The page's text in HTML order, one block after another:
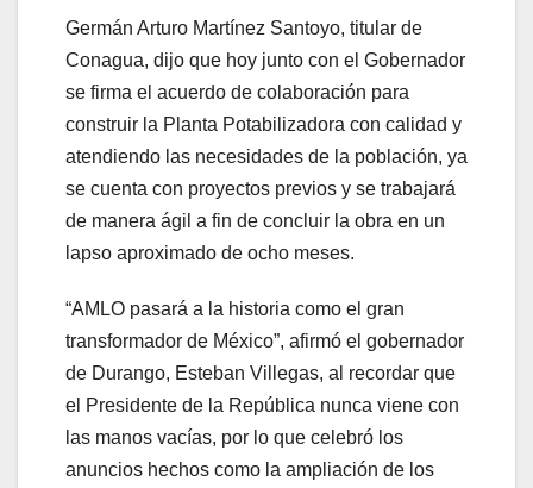
Germán Arturo Martínez Santoyo, titular de
Conagua, dijo que hoy junto con el Gobernador
se firma el acuerdo de colaboración para
construir la Planta Potabilizadora con calidad y
atendiendo las necesidades de la población, ya
se cuenta con proyectos previos y se trabajará
de manera ágil a fin de concluir la obra en un
lapso aproximado de ocho meses.
“AMLO pasará a la historia como el gran
transformador de México”, afirmó el gobernador
de Durango, Esteban Villegas, al recordar que
el Presidente de la República nunca viene con
las manos vacías, por lo que celebró los
anuncios hechos como la ampliación de los